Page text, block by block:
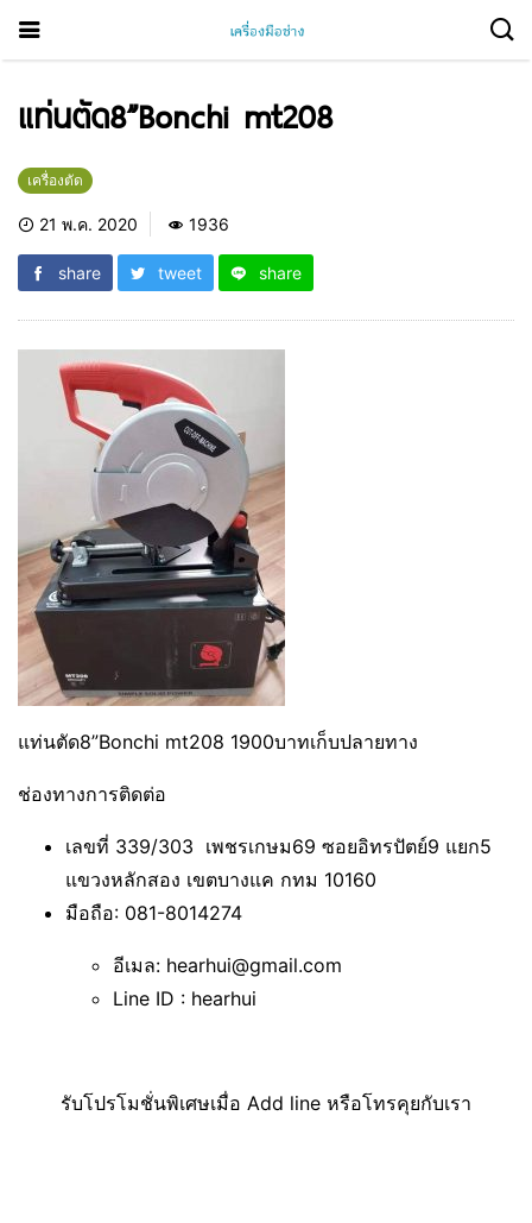
แท่นตัด8”Bonchi mt208
เครื่องตัด
21 พ.ค. 2020 1936
share tweet share
แท่นตัด8”Bonchi mt208 1900บาทเก็บปลายทาง
ช่องทางการติดต่อ
เลขที่ 339/303 เพชรเกษม69 ซอยอิทรปัตย์9 แยก5
แขวงหลักสอง เขตบางแค กทม 10160
มือถือ: 081-8014274
อีเมล: hearhui@gmail.com
Line ID : hearhui
รับโปรโมชั่นพิเศษเมื่อ Add line หรือโทรคุยกับเรา